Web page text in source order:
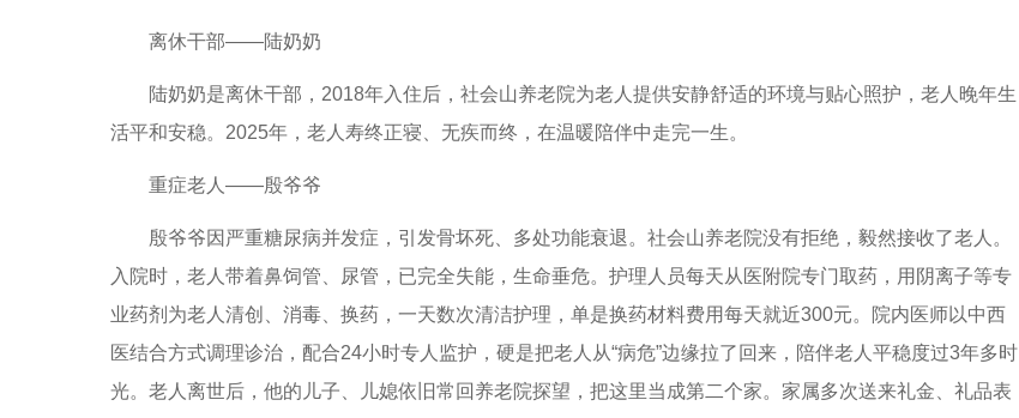
离休干部——陆奶奶
陆奶奶是离休干部，2018年入住后，社会山养老院为老人提供安静舒适的环境与贴心照护，老人晚年生
活平和安稳。2025年，老人寿终正寝、无疾而终，在温暖陪伴中走完一生。
重症老人——殷爷爷
殷爷爷因严重糖尿病并发症，引发骨坏死、多处功能衰退。社会山养老院没有拒绝，毅然接收了老人。
入院时，老人带着鼻饲管、尿管，已完全失能，生命垂危。护理人员每天从医附院专门取药，用阴离子等专
业药剂为老人清创、消毒、换药，一天数次清洁护理，单是换药材料费用每天就近300元。院内医师以中西
医结合方式调理诊治，配合24小时专人监护，硬是把老人从“病危”边缘拉了回来，陪伴老人平稳度过3年多时
光。老人离世后，他的儿子、儿媳依旧常回养老院探望，把这里当成第二个家。家属多次送来礼金、礼品表